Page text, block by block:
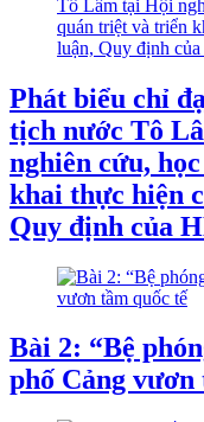
Phát biểu chỉ
tịch nước Tô
nghiên cứu,
khai thực hiện
Quy định của
Bài 2: “Bệ
phố Cảng vươn